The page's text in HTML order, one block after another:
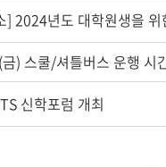
] 2024년도 대학원생을 위
) 스쿨/셔틀버스 운행 시
신학포럼 개최